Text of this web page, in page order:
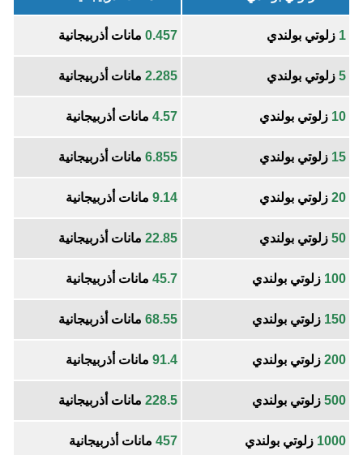
1 زلوتي بولندي 0.457 مانات أذربيجانية
5 زلوتي بولندي 2.285 مانات أذربيجانية
10 زلوتي بولندي 4.57 مانات أذربيجانية
15 زلوتي بولندي 6.855 مانات أذربيجانية
20 زلوتي بولندي 9.14 مانات أذربيجانية
50 زلوتي بولندي 22.85 مانات أذربيجانية
100 زلوتي بولندي 45.7 مانات أذربيجانية
150 زلوتي بولندي 68.55 مانات أذربيجانية
200 زلوتي بولندي 91.4 مانات أذربيجانية
500 زلوتي بولندي 228.5 مانات أذربيجانية
1000 زلوتي بولندي 457 مانات أذربيجانية